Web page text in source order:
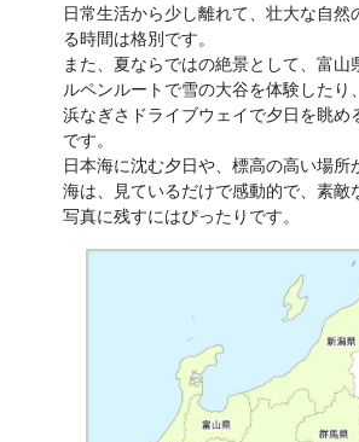
日常生活から少し離れて、壮大な自然
る時間は格別です。
また、夏ならではの絶景として、富山
ルペンルートで雪の大谷を体験したり
浜なぎさドライブウェイで夕日を眺め
です。
日本海に沈む夕日や、標高の高い場所
海は、見ているだけで感動的で、素敵
写真に残すにはぴったりです。